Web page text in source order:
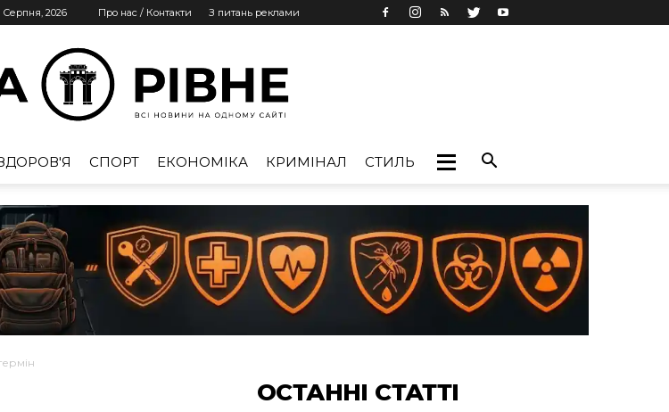
Серпня, 2026 Про нас / Контакти З питань реклами
Рівне
СПОРТ ЕКОНОМІКА КРИМІНАЛ СТИЛЬ
ОСТАННІ СТАТТІ